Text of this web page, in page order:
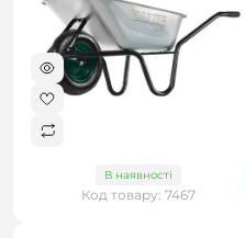
В наявності
Код товару: 7467